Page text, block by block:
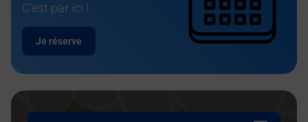
C'est par ici !
Je réserve